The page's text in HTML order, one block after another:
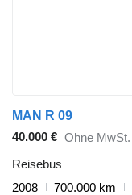
MAN R 09
40.000 € Ohne MwSt.
Reisebus
2008
700.000 km